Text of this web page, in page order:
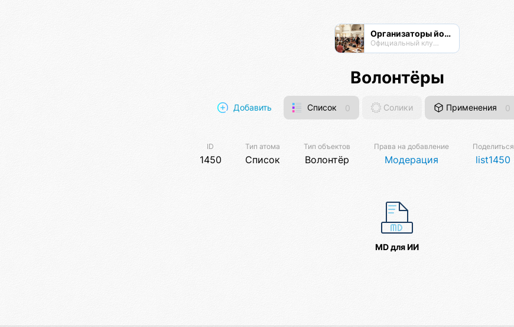
Организаторы йога-мероприятий
Официальный клуб Омисты
Волонтёры
Добавить Список 0 Солики Применения 0
ID
1450
Тип атома
Список
Тип объектов
Волонтёр
Права на добавление
Модерация
Поделиться
list1450
MD для ИИ